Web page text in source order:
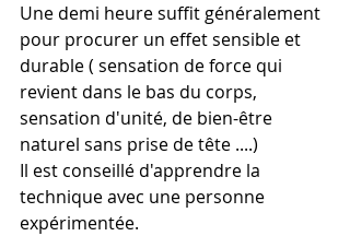
Une demi heure suffit généralement
pour procurer un effet sensible et
durable ( sensation de force qui
revient dans le bas du corps,
sensation d'unité, de bien-être
naturel sans prise de tête ....)
Il est conseillé d'apprendre la
technique avec une personne
expérimentée.